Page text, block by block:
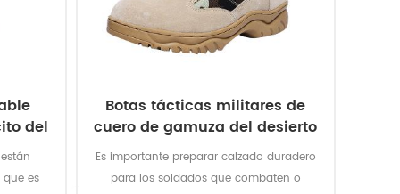
del
es
Botas tácticas militares de
cuero de gamuza del desierto
de camuflaje militar
Es importante preparar calzado duradero
para los soldados que combaten o